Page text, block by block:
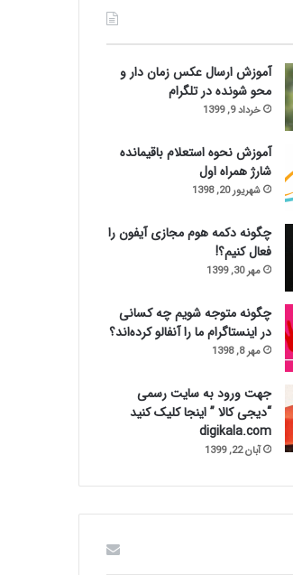
آموزش ارسال عکس زمان دار و
محو شونده در تلگرام
خرداد 9, 1399
آموزش نحوه استعلام باقیمانده
شارژ همراه اول
شهریور 20, 1398
چگونه دکمه هوم مجازی آیفون را
فعال کنیم؟!
مهر 30, 1399
چگونه متوجه شویم چه کسانی
در اینستاگرام ما را آنفالو کرده‌اند؟
مهر 8, 1398
جهت ورود به سایت رسمی
“دیجی کالا ” اینجا کلیک کنید
digikala.com
آبان 22, 1399